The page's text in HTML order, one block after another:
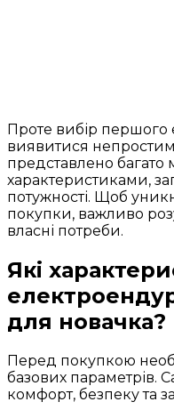
Проте вибір
виявитися
представлено
характеристиками,
потужності. Щоб
покупки, важливо
власні потреби.
Які
для новачка?
Перед покупкою
базових параметрів.
комфорт, безпеку та